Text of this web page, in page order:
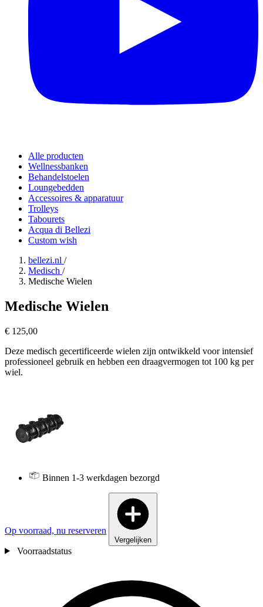
Alle producten
Wellnessbanken
Behandelstoelen
Loungebedden
Accessoires & apparatuur
Trolleys
Tabourets
Acqua di Bellezi
Custom wish
bellezi.nl /
Medisch /
Medische Wielen
Medische Wielen
€ 125,00
Deze medisch gecertificeerde wielen zijn ontwikkeld voor intensief
professioneel gebruik en hebben een draagvermogen tot 100 kg per
wiel.
Binnen 1-3 werkdagen bezorgd
Op voorraad, nu reserveren
Vergelijken
Voorraadstatus